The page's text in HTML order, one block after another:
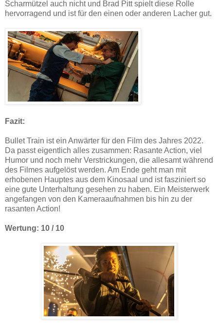
Scharmützel auch nicht und Brad Pitt spielt diese Rolle
hervorragend und ist für den einen oder anderen Lacher gut.
Fazit:
Bullet Train ist ein Anwärter für den Film des Jahres 2022.
Da passt eigentlich alles zusammen: Rasante Action, viel
Humor und noch mehr Verstrickungen, die allesamt während
des Filmes aufgelöst werden. Am Ende geht man mit
erhobenen Hauptes aus dem Kinosaal und ist fasziniert so
eine gute Unterhaltung gesehen zu haben. Ein Meisterwerk
angefangen von den Kameraaufnahmen bis hin zu der
rasanten Action!
Wertung: 10 / 10